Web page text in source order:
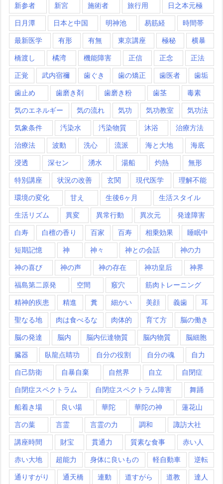
新参者 新宮 施術者 旅行用 日之本元極
日月潭 日本と中国 明神池 易筋経 時間帯
最新医学 有形 有無 東京講座 極秘 横暴
橋渡し 橘湾 機能障害 正信 正念 正法
正覚 武内宿禰 歯ぐき 歯の矯正 歯医者 歯垢
歯止め 歯磨き剤 歯磨き粉 歯茎 毒素
気のエネルギー 気の流れ 気功 気功教室 気功法
気象条件 汚染水 汚染物質 沐浴 治療方法
治療法 波動 洗心 流派 海と大地 海底
浸透 深セン 湧水 湯船 灼熱 無形
特別講座 状況の改善 玄関 現代医学 理解不能
環境の変化 甘え 生後6ヶ月 生活スタイル
生活リズム 異変 異常行動 異次元 発達障害
白寿 白檀の香り 百家 百寿 相乗効果 睡眠中
短期記憶 神 神々 神との会話 神の力
神の喜び 神の声 神の存在 神功皇后 神界
福島第二原発 空間 竅穴 筋肉トレーニング
精神的疾患 精進 糞 細かい 美顔 義歯 耳
聖なる地 肉は食べるな 肉体的 育て方 脳の働き
脳の発達 脳内 脳内伝達物質 脳内物質 脳細胞
臓器 臥龍点睛功 自分の役割 自分の魂 自力
自己防衛 自暴自棄 自然界 自立 自閉症
自閉症スペクトラム 自閉症スペクトラム障害 舞踊
船着き場 良い場 華陀 華陀の神 蓮花山
言の葉 言霊 言霊の力 調和 諏訪大社
講座時間 財宝 貫通力 質素な食事 赤い人
赤い大地 超能力 身体に良いもの 軽自動車 逆転
通りすがり 通天橋 連動 道すがら 道教 達人